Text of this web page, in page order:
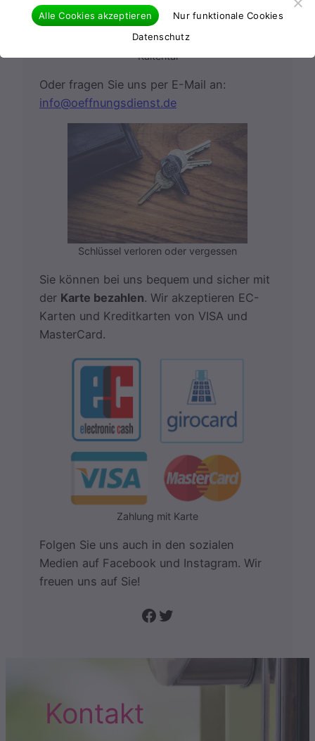
24 Stunden Notdienst
Kaltental
Oder fragen Sie uns per E-Mail an:
info@oeffnungsdienst.de
Schlüssel verloren oder vergessen
Sie können bei uns bequem und sicher mit
der Karte bezahlen. Wir akzeptieren EC-
Karten und Kreditkarten von VISA und
MasterCard.
Zahlung mit Karte
Folgen Sie uns auch in den sozialen
Medien auf Facebook und Instagram. Wir
freuen uns auf Sie!
Folge uns auf Facebook Twitter
Kontakt
Alle Cookies akzeptieren
Nur funktionale Cookies
Datenschutz